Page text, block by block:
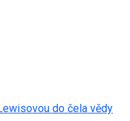
do čela vědy